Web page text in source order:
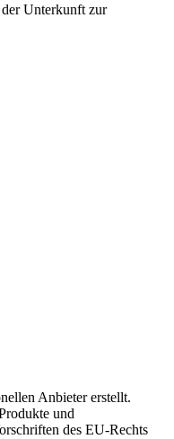
Unterkunft zur
Anbieter erstellt.
und
des EU-Rechts